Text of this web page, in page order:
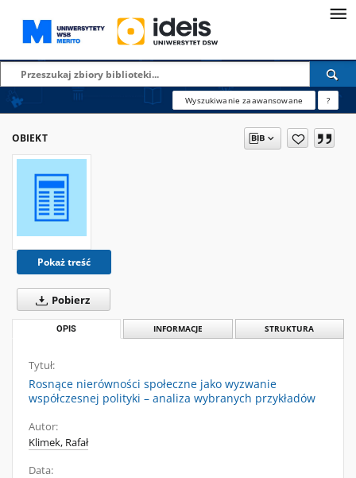
Wyszukiwanie zaawansowane ?
OBIEKT
Pokaż treść
Pobierz
OPIS INFORMACJE STRUKTURA
Tytuł:
Rosnące nierówności społeczne jako wyzwanie
współczesnej polityki – analiza wybranych przykładów
Autor:
Klimek, Rafał
Data: